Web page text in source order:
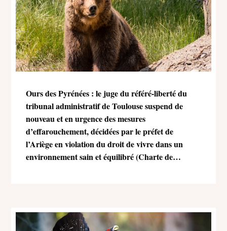
Ours des Pyrénées : le juge du référé-liberté du
tribunal administratif de Toulouse suspend de
nouveau et en urgence des mesures
d’effarouchement, décidées par le préfet de
l’Ariège en violation du droit de vivre dans un
environnement sain et équilibré (Charte de